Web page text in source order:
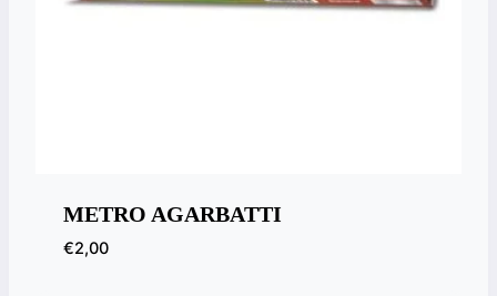
METRO AGARBATTI
€2,00